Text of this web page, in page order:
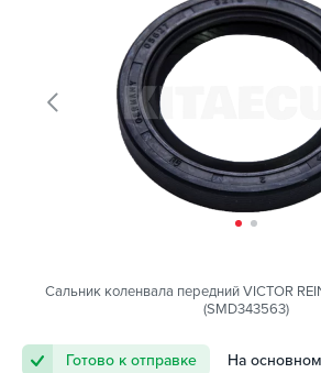
Сальник коленвала передний VICTOR
(SMD343563)
Готово к отправке На